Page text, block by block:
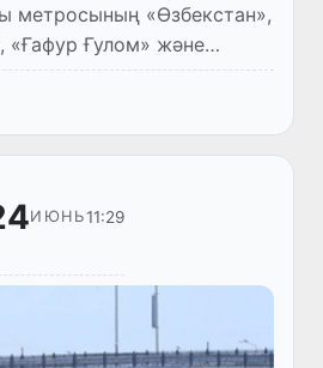
«Ғафур Ғулом» және
біржақты
техникалық
аяқталды.
ИЮНЬ11:29